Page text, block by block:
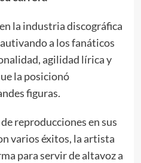
la industria discográfica
a los fanáticos
agilidad lírica y
la posicionó
figuras.
reproducciones en sus
varios éxitos, la artista
para servir de altavoz a